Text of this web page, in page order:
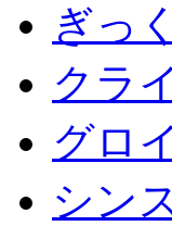
ぎっ
クラ
グロ
シン